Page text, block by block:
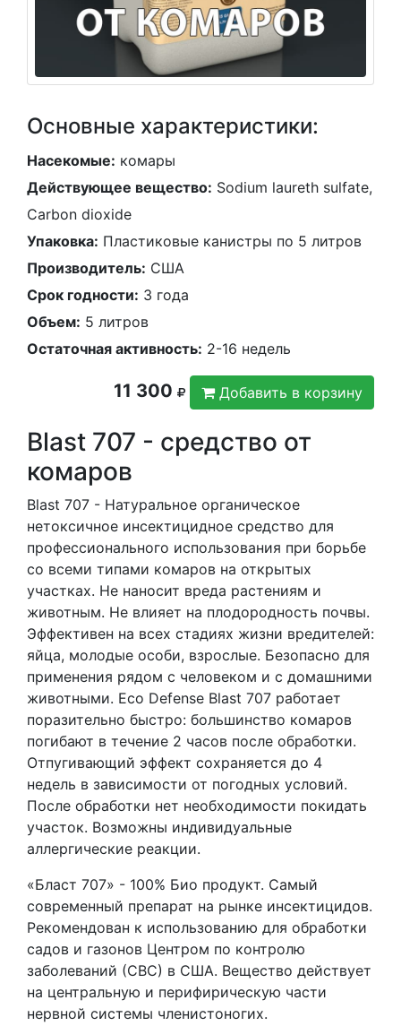
Основные характеристики:
Насекомые: комары
Действующее вещество: Sodium laureth sulfate,
Сarbon dioxide
Упаковка: Пластиковые канистры по 5 литров
Производитель: США
Срок годности: 3 года
Объем: 5 литров
Остаточная активность: 2-16 недель
11 300 Добавить в корзину
Blast 707 - средство от
комаров
Blast 707 - Натуральное органическое
нетоксичное инсектицидное средство для
профессионального использования при борьбе
со всеми типами комаров на открытых
участках. Не наносит вреда растениям и
животным. Не влияет на плодородность почвы.
Эффективен на всех стадиях жизни вредителей:
яйца, молодые особи, взрослые. Безопасно для
применения рядом с человеком и с домашними
животными. Eco Defense Blast 707 работает
поразительно быстро: большинство комаров
погибают в течение 2 часов после обработки.
Отпугивающий эффект сохраняется до 4
недель в зависимости от погодных условий.
После обработки нет необходимости покидать
участок. Возможны индивидуальные
аллергические реакции.
«Бласт 707» - 100% Био продукт. Самый
современный препарат на рынке инсектицидов.
Рекомендован к использованию для обработки
садов и газонов Центром по контролю
заболеваний (СВС) в США. Вещество действует
на центральную и перифирическую части
нервной системы членистоногих.